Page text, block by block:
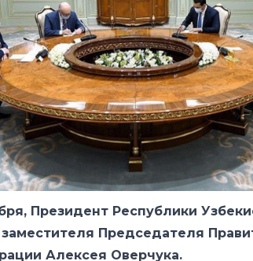
Президент Республики
Председателя
Алексея Оверчука.
нашего государства с глубоким
на современные вызовы,